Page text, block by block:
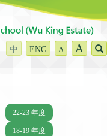
中 ENG A A
22-23 年度
18-19 年度